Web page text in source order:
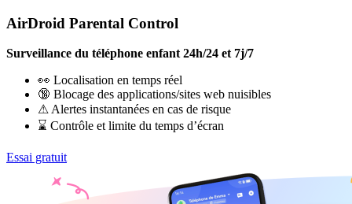
AirDroid Parental Control
Surveillance du téléphone enfant 24h/24 et 7j/7
👀 Localisation en temps réel
🔞 Blocage des applications/sites web nuisibles
⚠ Alertes instantanées en cas de risque
⌛ Contrôle et limite du temps d’écran
Essai gratuit